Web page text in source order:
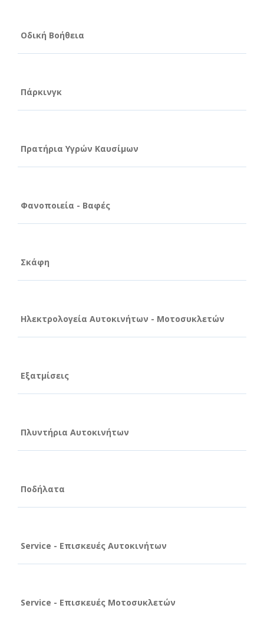
Οδική Βοήθεια
Πάρκινγκ
Πρατήρια Υγρών Καυσίμων
Φανοποιεία - Βαφές
Σκάφη
Ηλεκτρολογεία Αυτοκινήτων - Μοτοσυκλετών
Εξατμίσεις
Πλυντήρια Αυτοκινήτων
Ποδήλατα
Service - Επισκευές Αυτοκινήτων
Service - Επισκευές Μοτοσυκλετών